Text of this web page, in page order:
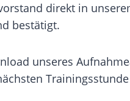
direkt in
bestätigt.
unseres